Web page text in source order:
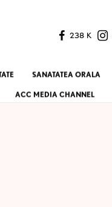
238 K
SANATATEA ORALA
ACC MEDIA CHANNEL